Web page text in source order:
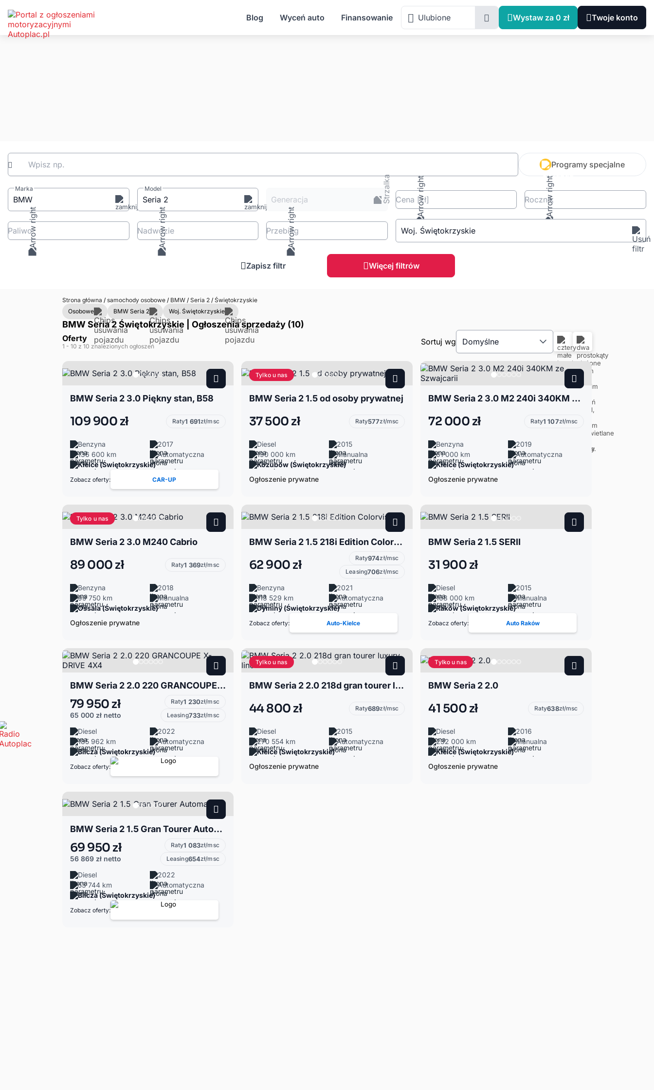
Blog Wyceń auto Finansowanie Ulubione Wystaw za 0 zł Twoje konto
Wpisz np. Programy specjalne
Marka
BMW
Model
Seria 2 Generacja Cena [zł] Rocznik
Paliwo Nadwozie Przebieg Woj. Świętokrzyskie
Zapisz filtr Więcej filtrów
Strona główna /samochody osobowe /BMW /Seria 2 /Świętokrzyskie
Osobowe
BMW Seria 2 Woj. Świętokrzyskie
BMW Seria 2 Świętokrzyskie | Ogłoszenia sprzedaży (10)
Oferty
1 - 10 z 10 znalezionych ogłoszeń Sortuj wg Domyślne
BMW Seria 2 3.0 Piękny stan, B58
109 900 zł Raty1 691zł/msc
Benzyna
2017
136 600 km
Automatyczna
Kielce (Świętokrzyskie)
Zobacz oferty: CAR-UP
Tylko u nas
BMW Seria 2 1.5 od osoby prywatnej
37 500 zł Raty577zł/msc
Diesel
2015
190 000 km
Manualna
Kozubów (Świętokrzyskie)
Ogłoszenie prywatne
BMW Seria 2 3.0 M2 240i 340KM ze Szwajcarii
72 000 zł Raty1 107zł/msc
Benzyna
2019
61 000 km
Automatyczna
Kielce (Świętokrzyskie)
Ogłoszenie prywatne
Tylko u nas
BMW Seria 2 3.0 M240 Cabrio
89 000 zł Raty1 369zł/msc
Benzyna
2018
99 750 km
Manualna
Ossala (Świętokrzyskie)
Ogłoszenie prywatne
BMW Seria 2 1.5 218i Edition Colorvision
62 900 zł Raty974zł/msc
Leasing706zł/msc
Benzyna
2021
113 529 km
Automatyczna
Dyminy (Świętokrzyskie)
Zobacz oferty: Auto-Kielce
BMW Seria 2 1.5 SERII
31 900 zł
Diesel
2015
168 000 km
Manualna
Raków (Świętokrzyskie)
Zobacz oferty: Auto Raków
BMW Seria 2 2.0 220 GRANCOUPE X- DRIVE 4X4
79 950 zł
65 000 zł netto
Raty1 230zł/msc
Leasing733zł/msc
Diesel
2022
185 962 km
Automatyczna
Bilcza (Świętokrzyskie)
Zobacz oferty:
Tylko u nas
BMW Seria 2 2.0 218d gran tourer luxury line
44 800 zł Raty689zł/msc
Diesel
2015
270 554 km
Automatyczna
Kielce (Świętokrzyskie)
Ogłoszenie prywatne
Tylko u nas
BMW Seria 2 2.0
41 500 zł Raty638zł/msc
Diesel
2016
232 000 km
Manualna
Kielce (Świętokrzyskie)
Ogłoszenie prywatne
BMW Seria 2 1.5 Gran Tourer Automat
69 950 zł
56 869 zł netto
Raty1 083zł/msc
Leasing654zł/msc
Diesel
2022
53 744 km
Automatyczna
Bilcza (Świętokrzyskie)
Zobacz oferty: